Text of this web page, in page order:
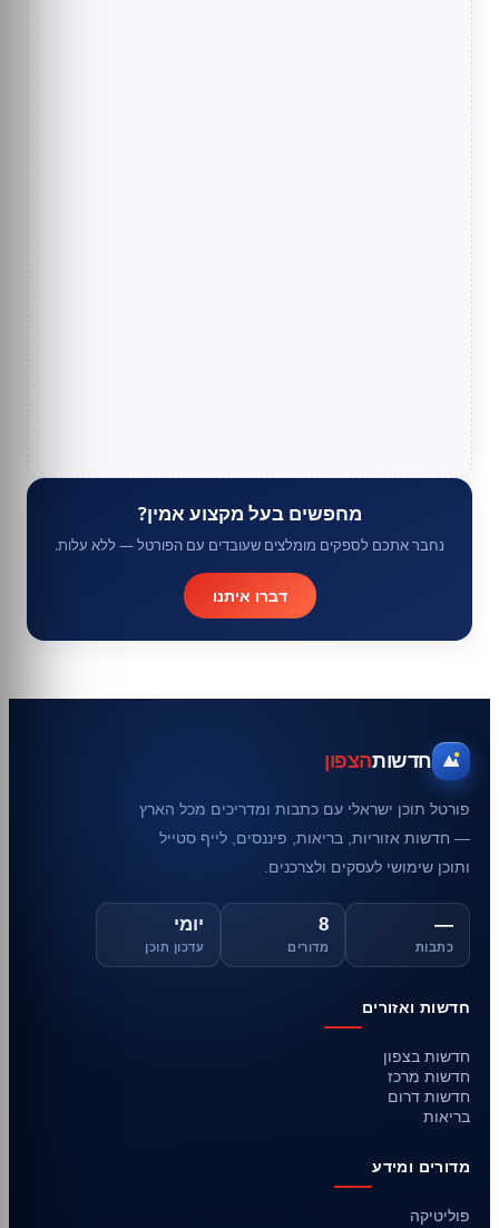
מחפשים בעל מקצוע אמין?
נחבר אתכם לספקים מומלצים שעובדים עם הפורטל — ללא עלות.
דברו איתנו
חדשותהצפון
פורטל תוכן ישראלי עם כתבות ומדריכים מכל הארץ
— חדשות אזוריות, בריאות, פיננסים, לייף סטייל
ותוכן שימושי לעסקים ולצרכנים.
—
כתבות
8
מדורים
יומי
עדכון תוכן
חדשות ואזורים
חדשות בצפון
חדשות מרכז
חדשות דרום
בריאות
מדורים ומידע
פוליטיקה